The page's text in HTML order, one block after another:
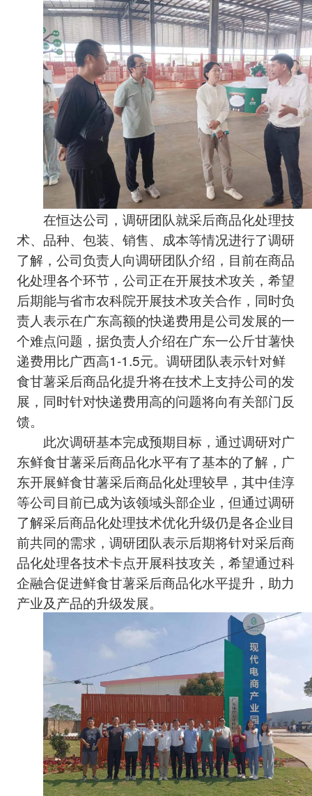
在恒达公司，调研团队就采后商品化处理技
术、品种、包装、销售、成本等情况进行了调研
了解，公司负责人向调研团队介绍，目前在商品
化处理各个环节，公司正在开展技术攻关，希望
后期能与省市农科院开展技术攻关合作，同时负
责人表示在广东高额的快递费用是公司发展的一
个难点问题，据负责人介绍在广东一公斤甘薯快
递费用比广西高1-1.5元。调研团队表示针对鲜
食甘薯采后商品化提升将在技术上支持公司的发
展，同时针对快递费用高的问题将向有关部门反
馈。
此次调研基本完成预期目标，通过调研对广
东鲜食甘薯采后商品化水平有了基本的了解，广
东开展鲜食甘薯采后商品化处理较早，其中佳淳
等公司目前已成为该领域头部企业，但通过调研
了解采后商品化处理技术优化升级仍是各企业目
前共同的需求，调研团队表示后期将针对采后商
品化处理各技术卡点开展科技攻关，希望通过科
企融合促进鲜食甘薯采后商品化水平提升，助力
产业及产品的升级发展。